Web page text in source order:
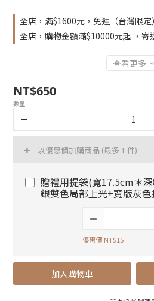
全店，滿$1600元，免運（台灣限定）
全店，購物金額滿$10000元起 ，寄
查看更多
NT$650
數量
以優惠價加購商品 (最多 1 件)
贈禮用提袋(寬17.5cm＊
銀雙色局部上光+寬版灰色
優惠價 NT$15
加入購物車